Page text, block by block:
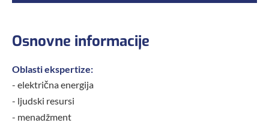
Osnovne informacije
Oblasti ekspertize:
- električna energija
- ljudski resursi
- menadžment